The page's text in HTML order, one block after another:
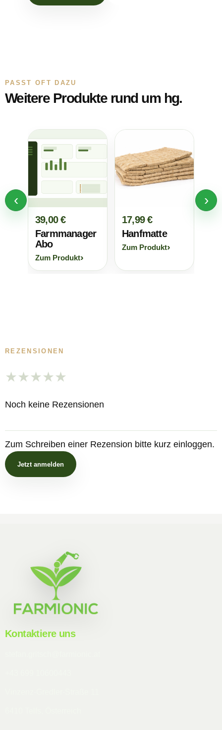
PASST OFT DAZU
Weitere Produkte rund um hg.
‹
39,00 €
Farmmanager
Abo
Zum Produkt
17,99 €
Hanfmatte
Zum Produkt
›
REZENSIONEN
★★★★★
Noch keine Rezensionen
Zum Schreiben einer Rezension bitte kurz einloggen.
Jetzt anmelden
Kontaktiere uns